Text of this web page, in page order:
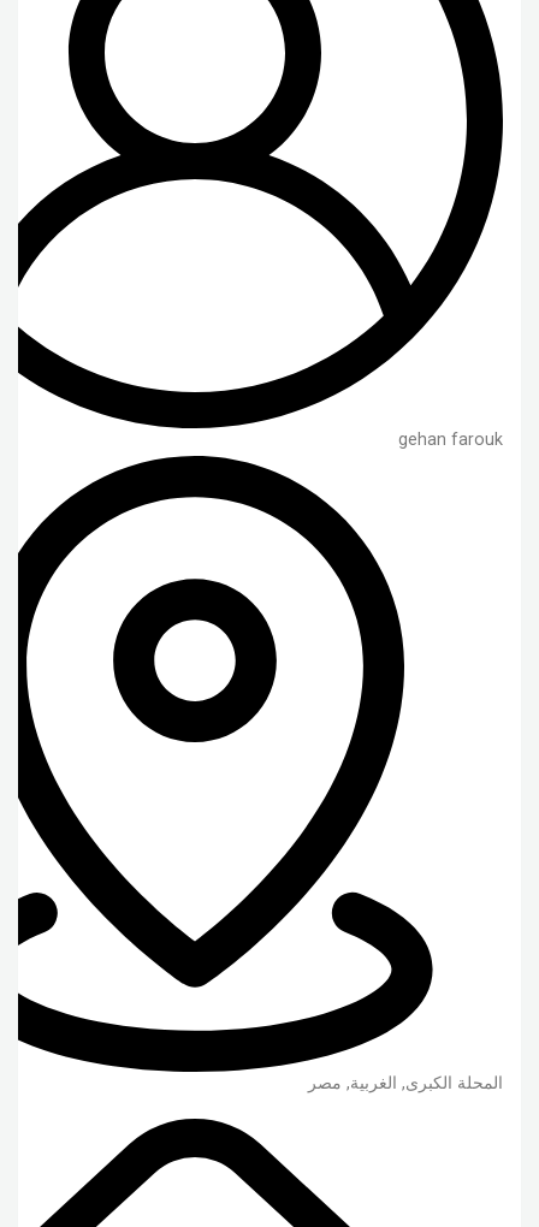
gehan farouk
المحلة الكبرى, الغربية, مصر